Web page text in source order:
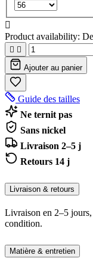

Product availability:
 
Ajouter au panier
Guide des tailles
Ne ternit pas
Sans nickel
Livraison 2–5 j
Retours 14 j
Livraison & retours
Livraison en 2–5
condition.
Matière & entretien